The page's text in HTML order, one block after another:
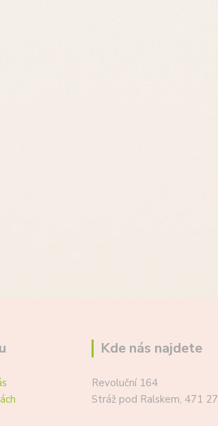
Kde nás najdete
Revoluční 164
Stráž pod Ralskem, 471 27